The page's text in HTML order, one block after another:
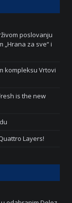
poslovanju
„Hrana za sve“ i
kompleksu Vrtovi
is the new
Layers!